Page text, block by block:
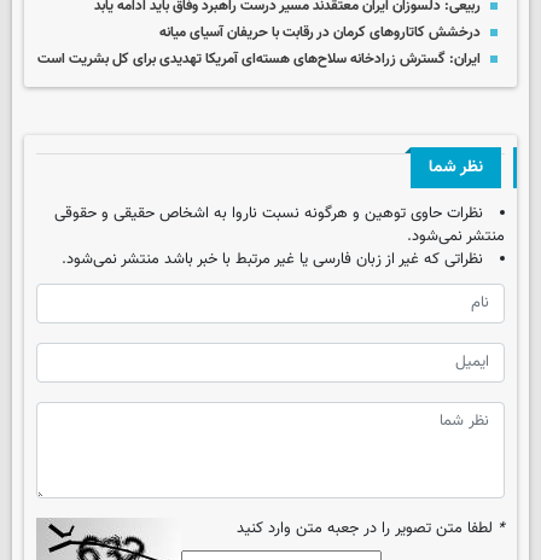
ربیعی: دلسوزان ایران معتقدند مسیر درست راهبرد وفاق باید ادامه یابد
درخشش کاتاروهای کرمان در رقابت با حریفان آسیای میانه
ایران: گسترش زرادخانه سلاح‌های هسته‌ای آمریکا تهدیدی برای کل بشریت است
نظر شما
نظرات حاوی توهین و هرگونه نسبت ناروا به اشخاص حقیقی و حقوقی
منتشر نمی‌شود.
نظراتی که غیر از زبان فارسی یا غیر مرتبط با خبر باشد منتشر نمی‌شود.
* لطفا متن تصویر را در جعبه متن وارد کنید